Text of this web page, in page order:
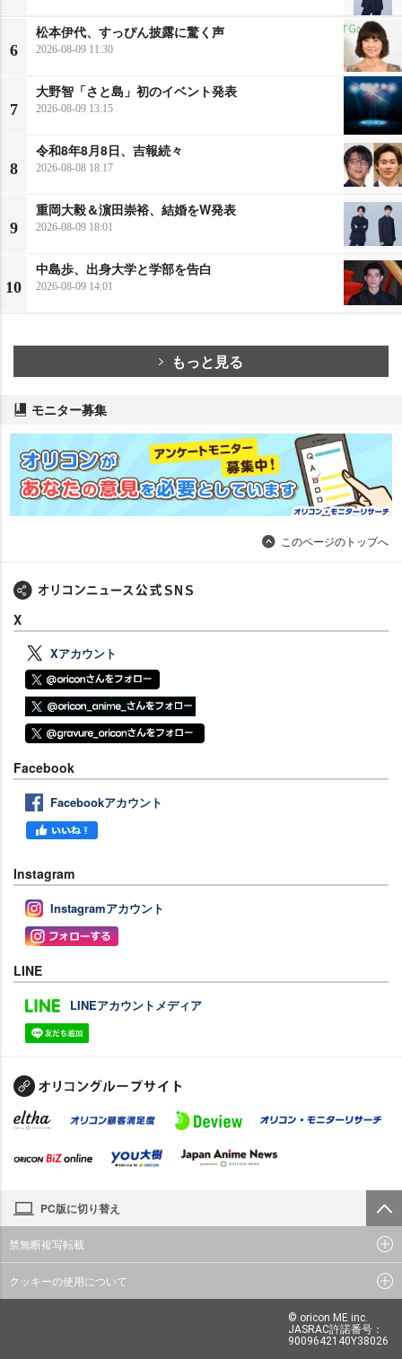
6
松本伊代、すっぴん披露に驚く声
2026-08-09 11:30
7
大野智「さと島」初のイベント発表
2026-08-09 13:15
8
令和8年8月8日、吉報続々
2026-08-08 18:17
9
重岡大毅＆濵田崇裕、結婚をW発表
2026-08-09 18:01
10
中島歩、出身大学と学部を告白
2026-08-09 14:01
もっと見る
モニター募集
このページのトップへ
X
Xアカウント
Facebook
Facebookアカウント
Instagram
Instagramアカウント
LINE
LINEアカウントメディア
PC版に切り替え
禁無断複写転載
クッキーの使用について
© oricon ME inc.
JASRAC許諾番号：
9009642140Y38026